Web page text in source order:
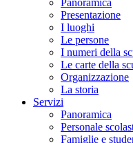
Panoramica
Presentazione
I luoghi
Le persone
I numeri della
Le carte della
Organizzazione
La storia
Servizi
Panoramica
Personale
Famiglie e